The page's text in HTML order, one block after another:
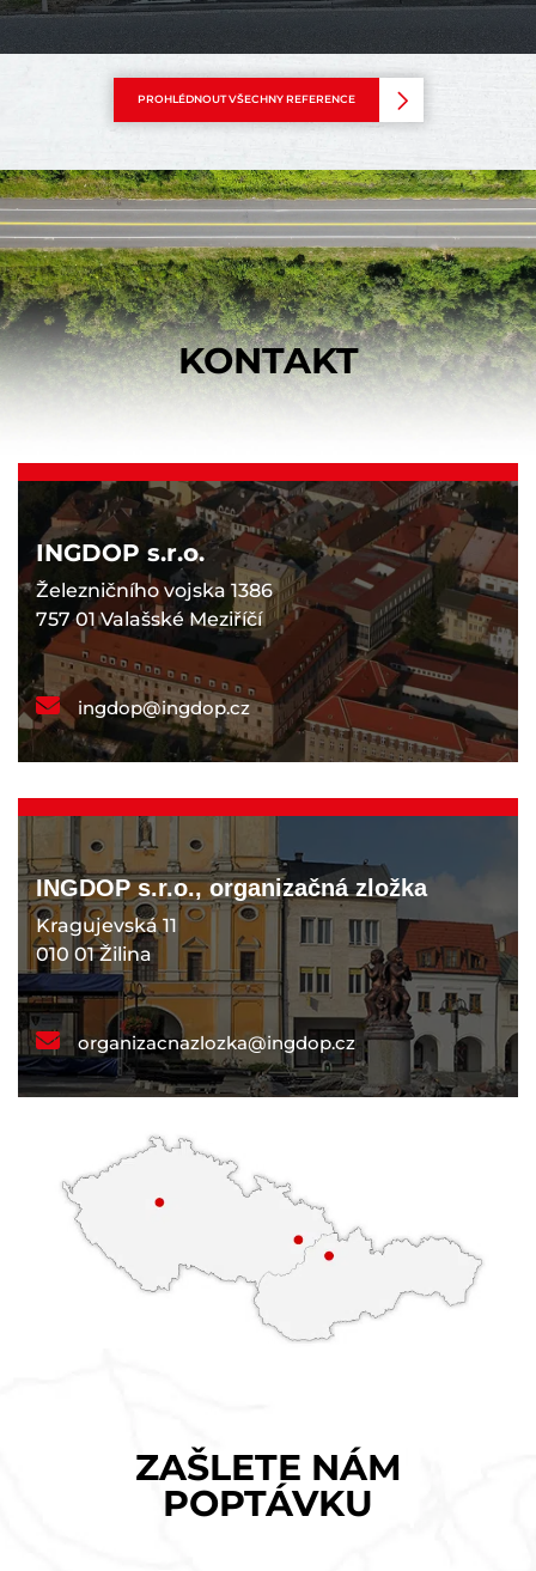
PROHLÉDNOUT VŠECHNY REFERENCE
KONTAKT
INGDOP s.r.o.
Železničního vojska 1386
757 01 Valašské Meziříčí
ingdop@ingdop.cz
INGDOP s.r.o., organizačná zložka
Kragujevská 11
010 01 Žilina
organizacnazlozka@ingdop.cz
ZAŠLETE NÁM
POPTÁVKU